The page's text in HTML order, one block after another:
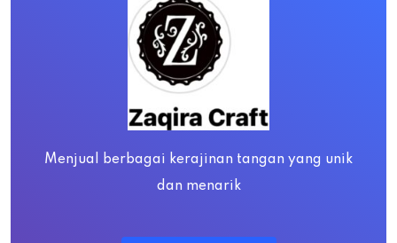
Menjual berbagai kerajinan tangan yang unik
dan menarik